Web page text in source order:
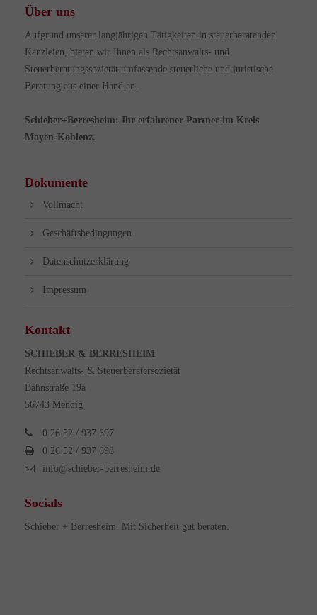
Über uns
Aufgrund unserer langjährigen Tätigkeiten in steuerberatenden
Kanzleien, bieten wir Ihnen als Rechtsanwalts- und
Steuerberatungssozietät umfassende steuerliche und juristische
Beratung aus einer Hand an.
Schieber+Berresheim: Ihr erfahrener Partner im Kreis
Mayen-Koblenz.
Dokumente
Vollmacht
Geschäftsbedingungen
Datenschutzerklärung
Impressum
Kontakt
SCHIEBER & BERRESHEIM
Rechtsanwalts- & Steuerberatersozietät
Bahnstraße 19a
56743 Mendig
0 26 52 / 937 697
0 26 52 / 937 698
info@schieber-berresheim.de
Socials
Schieber + Berresheim. Mit Sicherheit gut beraten.